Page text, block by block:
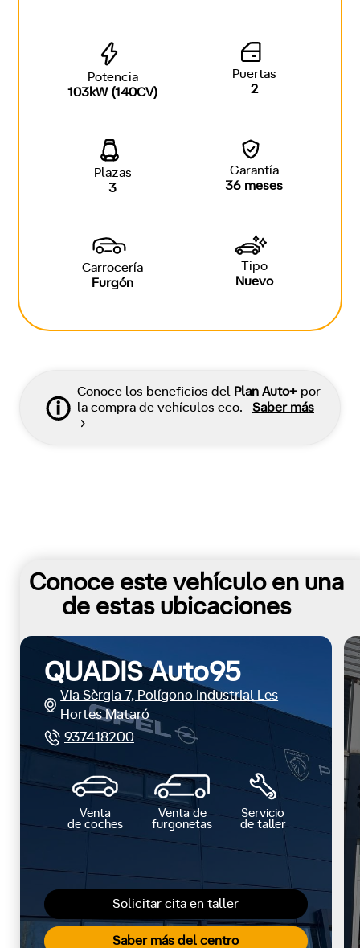
Potencia
103kW (140CV)
Puertas
2
Plazas
3
Garantía
36 meses
Carrocería
Furgón
Tipo
Nuevo
Conoce los beneficios del Plan Auto+ por
la compra de vehículos eco.
Saber más
Conoce este vehículo en una
de estas ubicaciones
Solicitar cita en taller
Saber más del centro
QUADIS Auto95
Via Sèrgia 7, Polígono Industrial Les
Hortes Mataró
937418200
Venta
de coches
Venta de
furgonetas
Servicio
de taller